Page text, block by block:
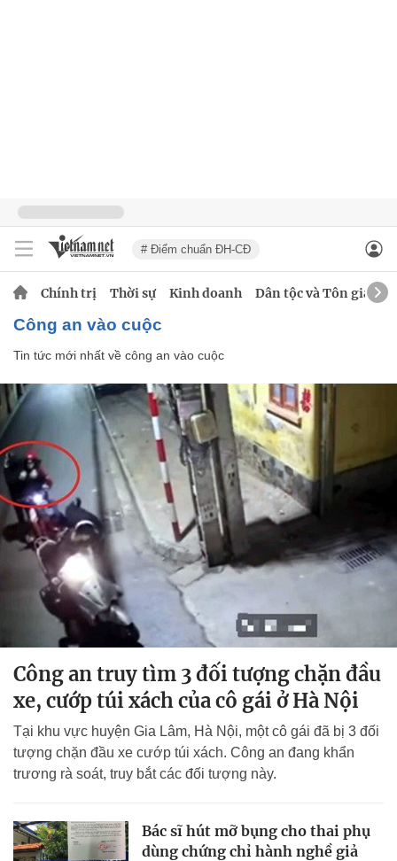
# Điểm chuẩn ĐH-CĐ
Chính trị Thời sự Kinh doanh Dân tộc và Tôn giáo
công an vào cuộc
Tin tức mới nhất về công an vào cuộc
Công an truy tìm 3 đối tượng chặn đầu
xe, cướp túi xách của cô gái ở Hà Nội
Tại khu vực huyện Gia Lâm, Hà Nội, một cô gái đã bị 3 đối
tượng chặn đầu xe cướp túi xách. Công an đang khẩn
trương rà soát, truy bắt các đối tượng này.
Bác sĩ hút mỡ bụng cho thai phụ
dùng chứng chỉ hành nghề giả